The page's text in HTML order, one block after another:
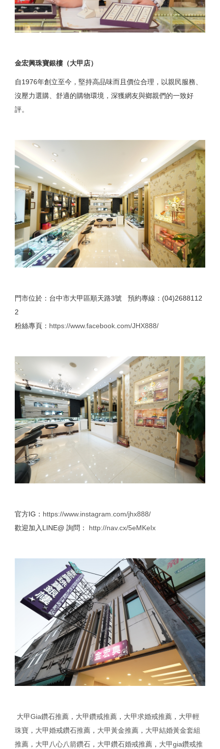
金宏興珠寶銀樓（大甲店）
自1976年創立至今，堅持高品味而且價位合理，以親民服務、
沒壓力選購、舒適的購物環境，深獲網友與鄉親們的一致好
評。
門市位於：台中市大甲區順天路3號 預約專線：(04)2688112
2
粉絲專頁： https://www.facebook.com/JHX888/
官方IG： https://www.instagram.com/jhx888/
歡迎加入LINE@ 詢問： http://nav.cx/5eMKeIx
大甲Gia鑽石推薦 ， 大甲鑽戒推薦 ， 大甲求婚戒推薦 ， 大甲輕
珠寶 ， 大甲婚戒鑽石推薦 ， 大甲黃金推薦 ， 大甲結婚黃金套組
推薦 ， 大甲八心八箭鑽石 ， 大甲鑽石婚戒推薦 ， 大甲gia鑽戒推